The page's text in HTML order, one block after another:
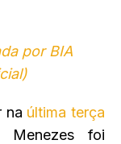
por BIA
na última terça
Menezes foi